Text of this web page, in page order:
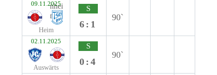
09.11.2025
Heim
S
6:1
90`
02.11.2025
Auswärts
S
0:4
90`